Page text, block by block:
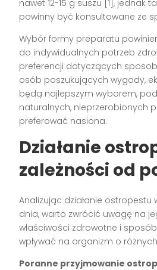
nawet 12-15 g suszu [1], jednak
powinny być konsultowane ze
Wybór formy preparatu
do indywidualnych potrzeb
preferencji dotyczących
osób poszukujących wygody,
będą najlepszym wyborem,
naturalnych, nieprzerobionych
preferować nasiona.
Działanie
zależności od
Analizując działanie ostropestu
dnia, warto zwrócić uwagę na
właściwości zdrowotne i
wpływać na organizm o
Poranne przyjmowanie